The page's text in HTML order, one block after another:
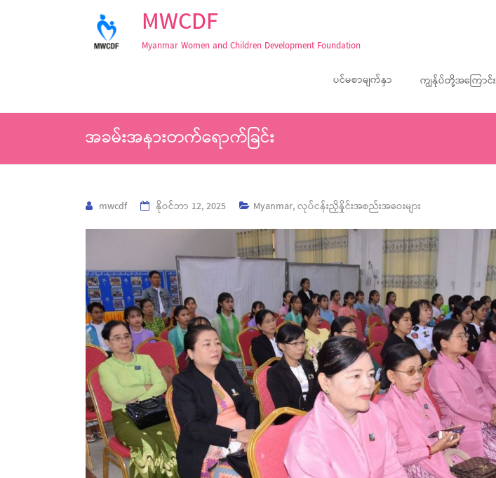
MWCDF
Myanmar Women and Children Development Foundation
ပင်မစာမျက်နှာ ကျွန်ုပ်တို့အကြောင်း
အခမ်းအနားတက်ရောက်ခြင်း
mwcdf နိုဝင်ဘာ 12, 2025 Myanmar,လုပ်ငန်းညှိနှိုင်းအစည်းအဝေးများ